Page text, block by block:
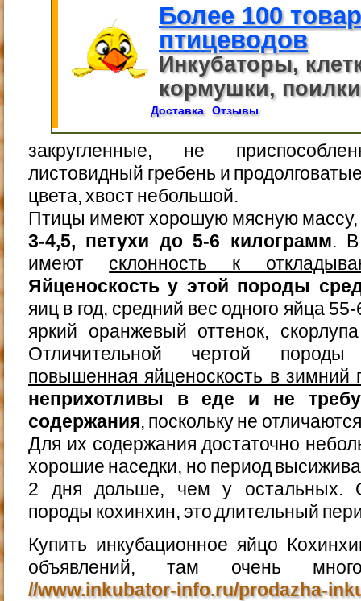
Более 100
птицеводов
Инкубаторы,
кормушки,
Доставка Отзывы
закругленные, не
листовидный гребень и
цвета, хвост небольшой.
Птицы имеют хорошую мясную массу,
3-4,5, петухи до 5-6 килограмм. В
имеют склонность к
Яйценоскость у этой породы
яиц в год, средний вес одного яйца
яркий оранжевый оттенок,
Отличительной чертой породы
повышенная яйценоскость в зимний
неприхотливы в еде и не
содержания, поскольку не
Для их содержания достаточно
хорошие наседки, но период
2 дня дольше, чем у остальных.
породы кохинхин, это длительный
Купить инкубационное яйцо
объявлений, там очень
//www.inkubator-info.ru/prodazha-